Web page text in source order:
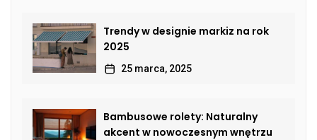
Trendy w designie markiz na rok
2025
25 marca, 2025
Bambusowe rolety: Naturalny
akcent w nowoczesnym wnętrzu